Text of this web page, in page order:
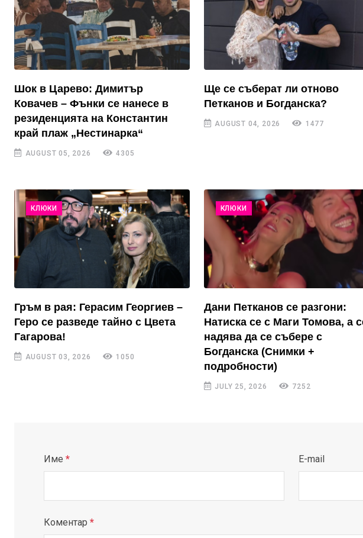
Шок в Царево: Димитър
Ковачев – Фънки се нанесе в
резиденцията на Константин
край плаж „Нестинарка“
AUGUST 05, 2026 4305
Ще се съберат ли отново
Петканов и Богданска?
AUGUST 04, 2026 1477
КЛЮКИ
Гръм в рая: Герасим Георгиев –
Геро се разведе тайно с Цвета
Гагарова!
AUGUST 03, 2026 1050
КЛЮКИ
Дани Петканов се разгони:
Натиска се с Маги Томова, а
надява да се събере с
Богданска (Снимки +
подробности)
JULY 25, 2026 7252
Име * E-mail
Коментар *